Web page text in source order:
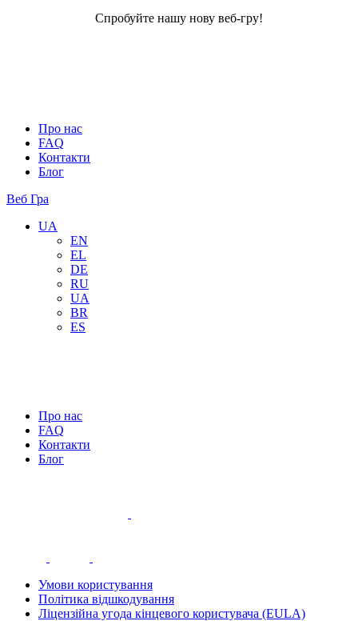
Спробуйте нашу нову веб-гру!
Про нас
FAQ
Контакти
Блог
Веб Гра
UA
EN
EL
DE
RU
UA
BR
ES
Про нас
FAQ
Контакти
Блог
Умови користування
Політика відшкодування
Ліцензійна угода кінцевого користувача (EULA)